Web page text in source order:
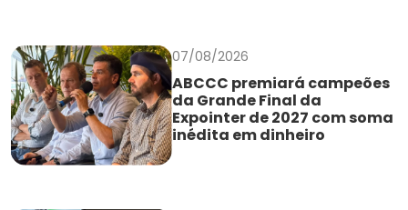
07/08/2026
ABCCC premiará campeões
da Grande Final da
Expointer de 2027 com soma
inédita em dinheiro